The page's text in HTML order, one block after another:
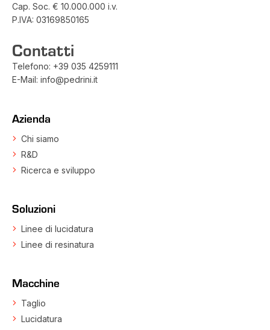
Cap. Soc. € 10.000.000 i.v.
P.IVA: 03169850165
Contatti
Telefono: +39 035 4259111
E-Mail: info@pedrini.it
Azienda
Chi siamo
R&D
Ricerca e sviluppo
Soluzioni
Linee di lucidatura
Linee di resinatura
Macchine
Taglio
Lucidatura